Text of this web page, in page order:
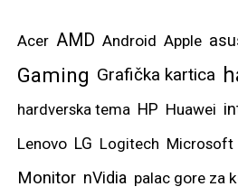
Acer AMD Android Apple
Gaming Grafička kartica
hardverska tema HP Huawei
Lenovo LG Logitech Microsoft
Monitor nVidia palac gore za